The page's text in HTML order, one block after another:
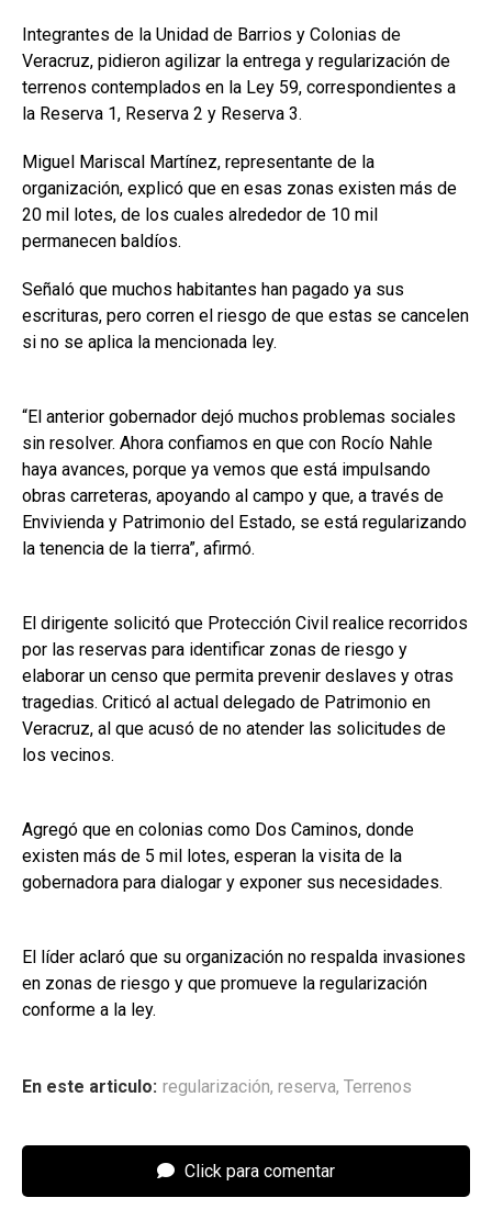
Integrantes de la Unidad de Barrios y Colonias de
Veracruz, pidieron agilizar la entrega y regularización de
terrenos contemplados en la Ley 59, correspondientes a
la Reserva 1, Reserva 2 y Reserva 3.
Miguel Mariscal Martínez, representante de la
organización, explicó que en esas zonas existen más de
20 mil lotes, de los cuales alrededor de 10 mil
permanecen baldíos.
Señaló que muchos habitantes han pagado ya sus
escrituras, pero corren el riesgo de que estas se cancelen
si no se aplica la mencionada ley.
“El anterior gobernador dejó muchos problemas sociales
sin resolver. Ahora confiamos en que con Rocío Nahle
haya avances, porque ya vemos que está impulsando
obras carreteras, apoyando al campo y que, a través de
Envivienda y Patrimonio del Estado, se está regularizando
la tenencia de la tierra”, afirmó.
El dirigente solicitó que Protección Civil realice recorridos
por las reservas para identificar zonas de riesgo y
elaborar un censo que permita prevenir deslaves y otras
tragedias. Criticó al actual delegado de Patrimonio en
Veracruz, al que acusó de no atender las solicitudes de
los vecinos.
Agregó que en colonias como Dos Caminos, donde
existen más de 5 mil lotes, esperan la visita de la
gobernadora para dialogar y exponer sus necesidades.
El líder aclaró que su organización no respalda invasiones
en zonas de riesgo y que promueve la regularización
conforme a la ley.
En este articulo: regularización, reserva, Terrenos
Click para comentar